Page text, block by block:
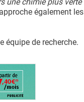
une chimie plus verte
également les
équipe de recherche.